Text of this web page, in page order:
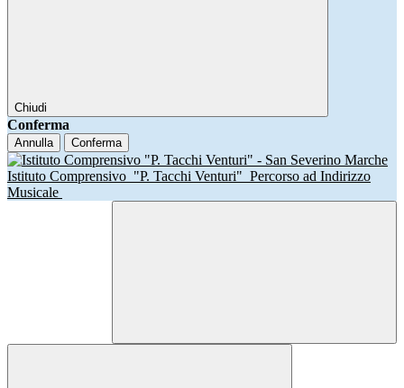
Chiudi
Conferma
Annulla Conferma
Istituto Comprensivo "P. Tacchi Venturi" Percorso ad Indirizzo
Musicale